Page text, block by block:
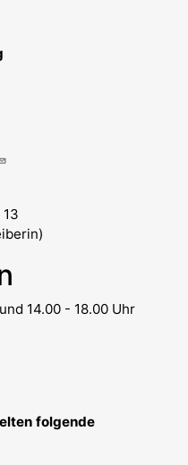
und 14.00 - 18.00 Uhr
folgende